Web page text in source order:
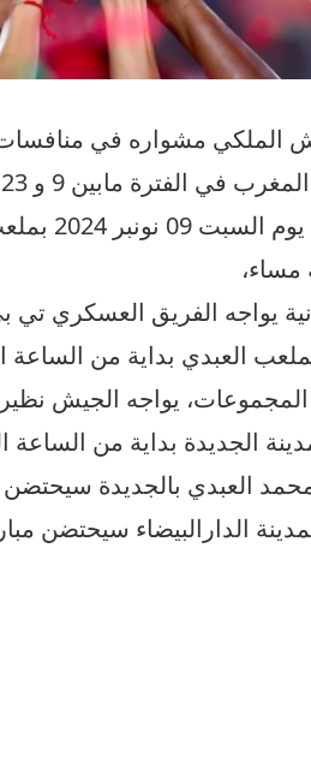
الملكي مشواره في
مساء،
يواجه الفريق العسكري
12 نونبر بملعب العبدي بداية من
المجموعات، يواجه الجيش
الجديدة بداية من الساعة
العبدي بالجديدة
الدارالبيضاء سيحتضن